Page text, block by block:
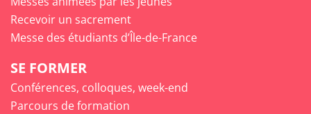
Recevoir un sacrement
Messe des étudiants d’Île-de-France
SE FORMER
Conférences, colloques, week-end
Parcours de formation